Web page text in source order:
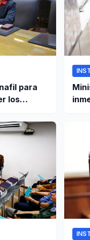
para
los